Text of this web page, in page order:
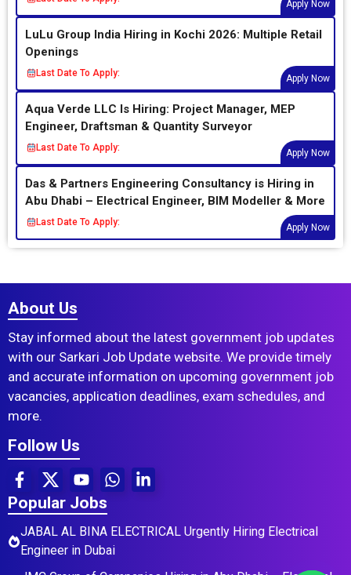
Apply Now
LuLu Group India Hiring in Kochi 2026: Multiple Retail
Openings
Last Date To Apply:
Apply Now
Aqua Verde LLC Is Hiring: Project Manager, MEP
Engineer, Draftsman & Quantity Surveyor
Last Date To Apply:
Apply Now
Das & Partners Engineering Consultancy is Hiring in
Abu Dhabi – Electrical Engineer, BIM Modeller & More
Last Date To Apply:
Apply Now
About Us
Stay informed about the latest government job updates
with our Sarkari Job Update website. We provide timely
and accurate information on upcoming government job
vacancies, application deadlines, exam schedules, and
more.
Follow Us
Popular Jobs
JABAL AL BINA ELECTRICAL Urgently Hiring Electrical
Engineer in Dubai